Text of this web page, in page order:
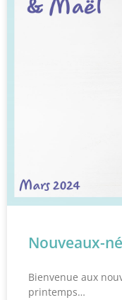
Nouveaux-
Bienvenue aux
printemps…